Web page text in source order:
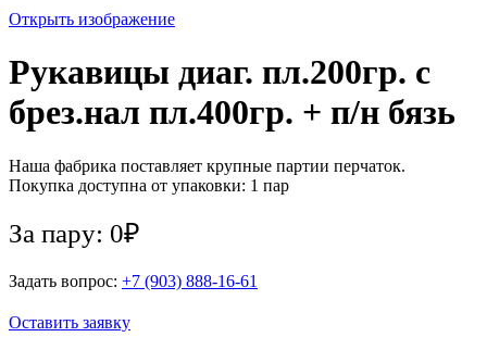
Открыть изображение
Рукавицы диаг. пл.200гр. с
брез.нал пл.400гр. + п/н бязь
Наша фабрика поставляет крупные партии перчаток.
Покупка доступна от упаковки: 1 пар
За пару: 0₽
Задать вопрос: +7 (903) 888-16-61
Оставить заявку